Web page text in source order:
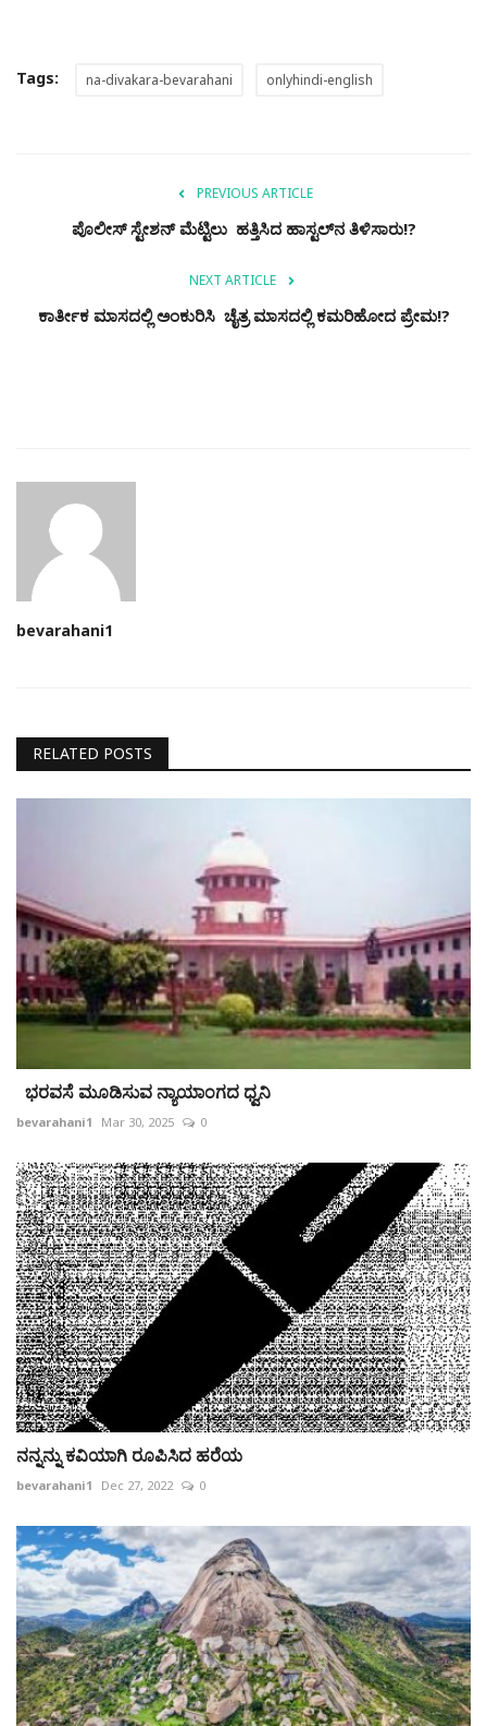
Tags: na-divakara-bevarahani onlyhindi-english
PREVIOUS ARTICLE
ಪೊಲೀಸ್ ಸ್ಟೇಶನ್ ಮೆಟ್ಟಿಲು ಹತ್ತಿಸಿದ ಹಾಸ್ಟಲ್‌ನ ತಿಳಿಸಾರು!?
NEXT ARTICLE
ಕಾರ್ತೀಕ ಮಾಸದಲ್ಲಿ ಅಂಕುರಿಸಿ ಚೈತ್ರ ಮಾಸದಲ್ಲಿ ಕಮರಿಹೋದ ಪ್ರೇಮ!?
bevarahani1
RELATED POSTS
ಭರವಸೆ ಮೂಡಿಸುವ ನ್ಯಾಯಾಂಗದ ಧ್ವನಿ
bevarahani1 Mar 30, 2025 0
ನನ್ನನ್ನು ಕವಿಯಾಗಿ ರೂಪಿಸಿದ ಹರೆಯ
bevarahani1 Dec 27, 2022 0